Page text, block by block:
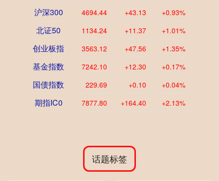
沪深300 4694.44 +43.13 +0.93%
北证50 1134.24 +11.37 +1.01%
创业板指 3563.12 +47.56 +1.35%
基金指数 7242.10 +12.30 +0.17%
国债指数 229.69 +0.10 +0.04%
期指IC0 7877.80 +164.40 +2.13%
话题标签